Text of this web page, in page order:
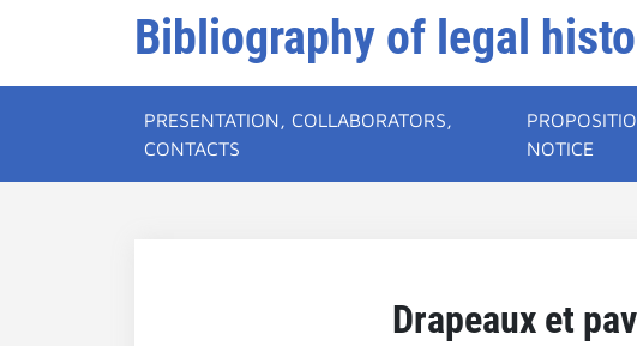
Bibliography of legal
PRESENTATION, COLLABORATORS,
CONTACTS
NOTICE
Drapeaux et